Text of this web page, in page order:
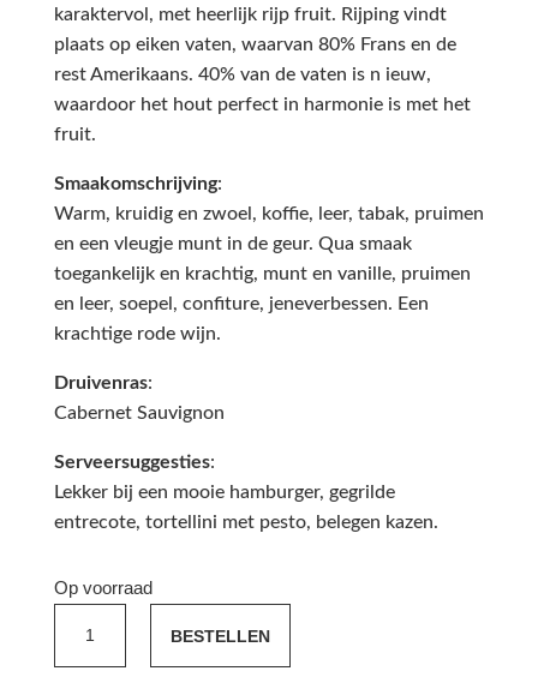
karaktervol, met heerlijk rijp fruit. Rijping vindt
plaats op eiken vaten, waarvan 80% Frans en de
rest Amerikaans. 40% van de vaten is n ieuw,
waardoor het hout perfect in harmonie is met het
fruit.
Smaakomschrijving:
Warm, kruidig en zwoel, koffie, leer, tabak, pruimen
en een vleugje munt in de geur. Qua smaak
toegankelijk en krachtig, munt en vanille, pruimen
en leer, soepel, confiture, jeneverbessen. Een
krachtige rode wijn.
Druivenras:
Cabernet Sauvignon
Serveersuggesties:
Lekker bij een mooie hamburger, gegrilde
entrecote, tortellini met pesto, belegen kazen.
Op voorraad
Sauvignon
BESTELLEN